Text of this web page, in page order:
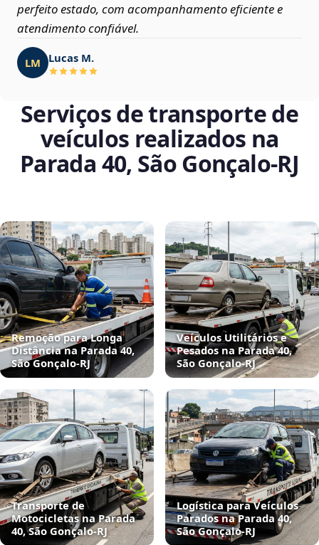
perfeito estado, com acompanhamento eficiente e
atendimento confiável.
LM Lucas M.
Serviços de transporte de
veículos realizados na
Parada 40, São Gonçalo‑RJ
Remoção para Longa
Distância na Parada 40,
São Gonçalo‑RJ
Veículos Utilitários e
Pesados na Parada 40,
São Gonçalo‑RJ
Transporte de
Motocicletas na Parada
40, São Gonçalo‑RJ
Logística para Veículos
Parados na Parada 40,
São Gonçalo‑RJ